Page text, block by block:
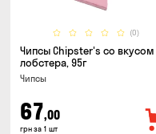
(0)
Чипсы Chipster's со вкусом
лобстера, 95г
Чипсы
67,00
грн за 1 шт